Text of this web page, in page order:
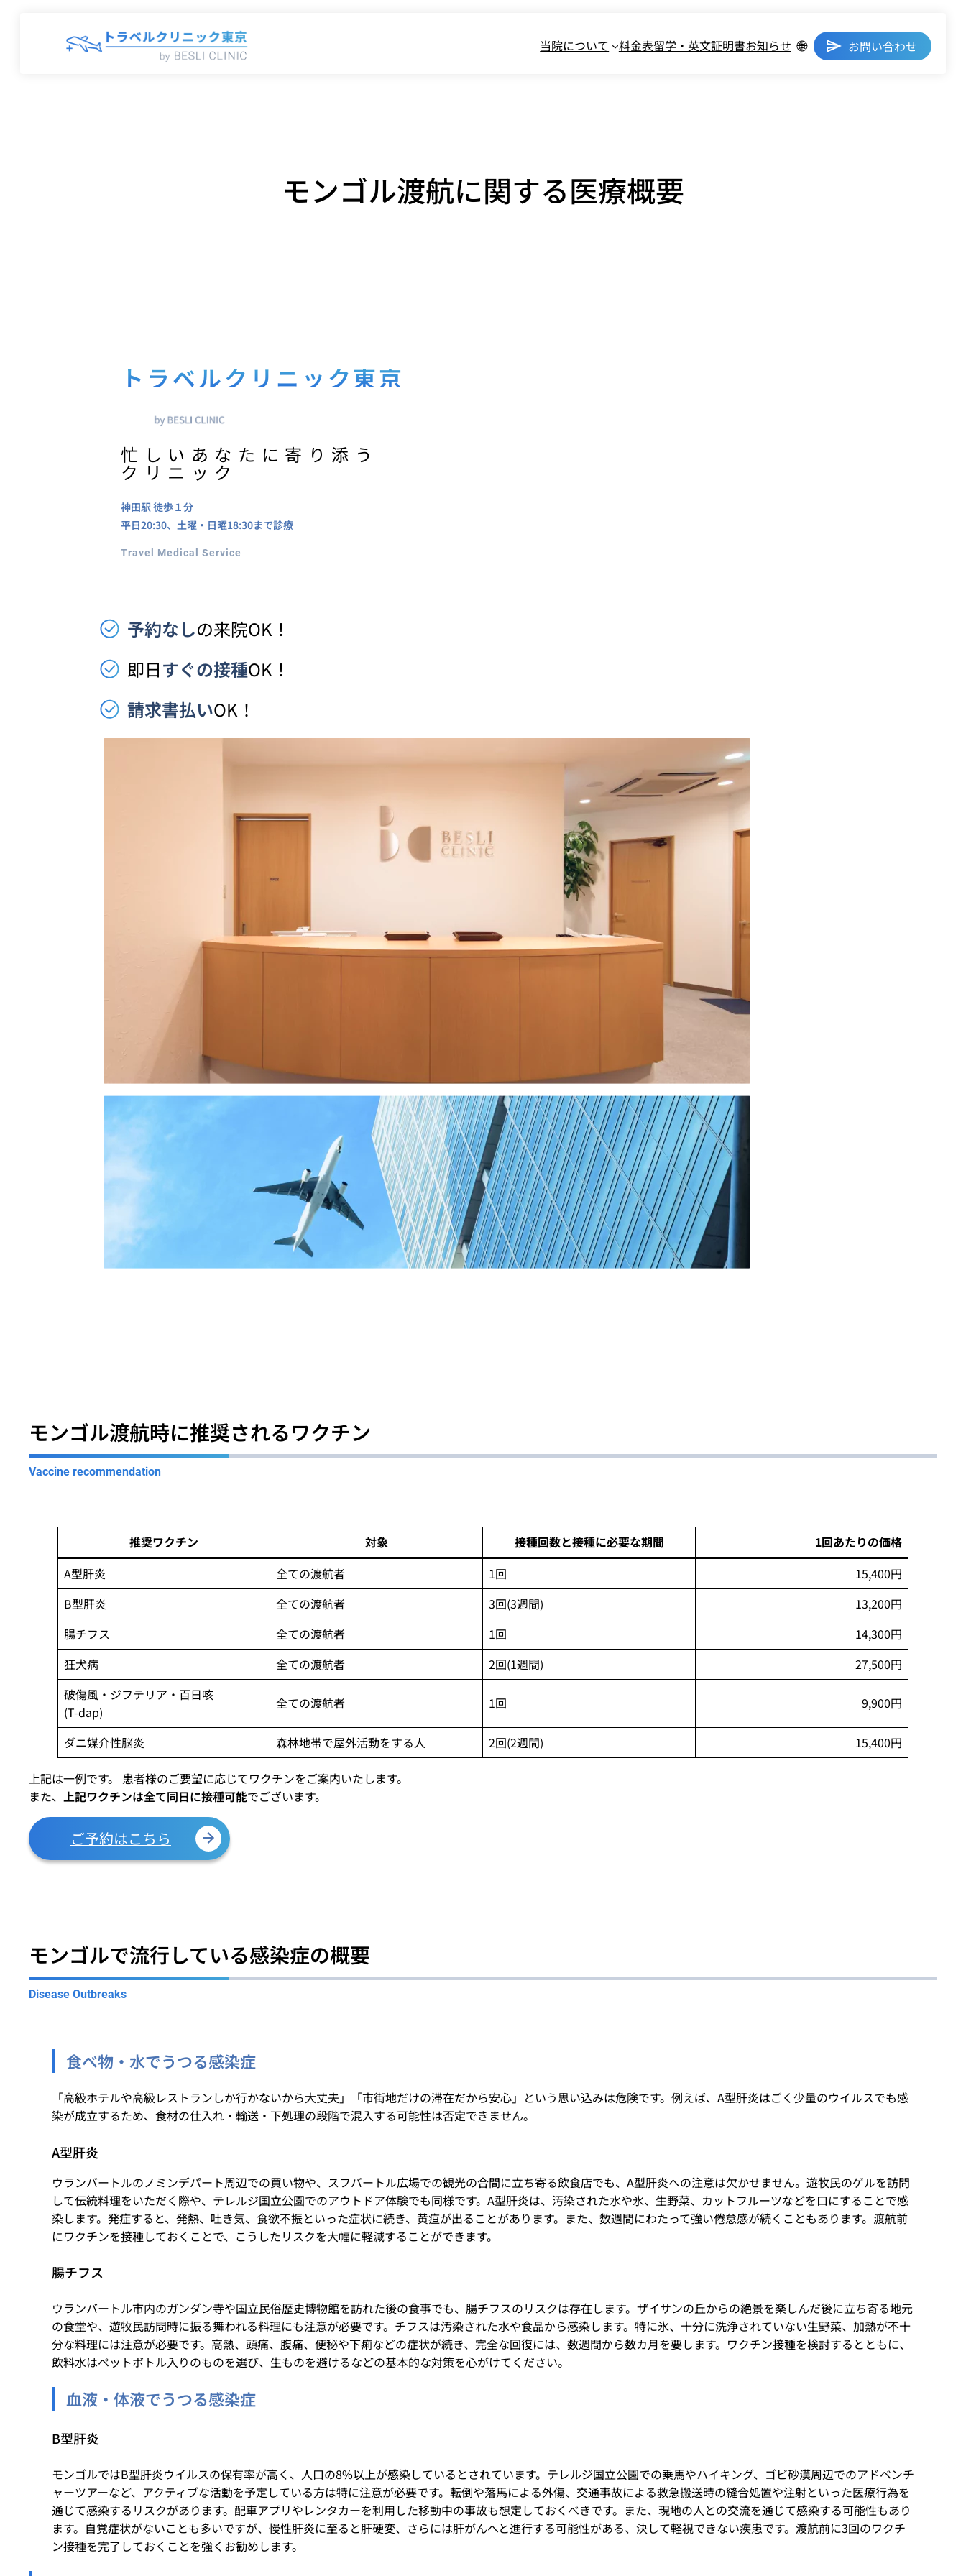
当院について 料金表留学・英文証明書お知らせ 🌐 お問い合わせ
モンゴル渡航に関する医療概要
トラベルクリニック東京
忙しいあなたに寄り添う
クリニック
神田駅 徒歩１分
平日20:30、土曜・日曜18:30まで診療
Travel Medical Service
予約なしの来院OK！
即日すぐの接種OK！
請求書払いOK！
モンゴル渡航時に推奨されるワクチン
Vaccine recommendation
推奨ワクチン 対象 接種回数と接種に必要な期間
1回あたりの価格
A型肝炎
全ての渡航者 1回
15,400円
B型肝炎
全ての渡航者 3回(3週間)
13,200円
腸チフス
全ての渡航者 1回
14,300円
狂犬病
全ての渡航者 2回(1週間)
27,500円
破傷風・ジフテリア・百日咳
(T-dap)
全ての渡航者 1回 9,900円
ダニ媒介性脳炎 森林地帯で屋外活動をする人 2回(2週間) 15,400円
上記は一例です。 患者様のご要望に応じてワクチンをご案内いたします。
また、 上記ワクチンは全て同日に接種可能でございます。
ご予約はこちら
モンゴルで流行している感染症の概要
Disease Outbreaks
食べ物・水でうつる感染症
「高級ホテルや高級レストランしか行かないから大丈夫」「市街地だけの滞在だから安心」という思い込みは危険です。例えば、A型肝炎はごく少量のウイルスでも感
染が成立するため、食材の仕入れ・輸送・下処理の段階で混入する可能性は否定できません。
A型肝炎
ウランバートルのノミンデパート周辺での買い物や、スフバートル広場での観光の合間に立ち寄る飲食店でも、A型肝炎への注意は欠かせません。遊牧民のゲルを訪問
して伝統料理をいただく際や、テレルジ国立公園でのアウトドア体験でも同様です。A型肝炎は、汚染された水や氷、生野菜、カットフルーツなどを口にすることで感
染します。発症すると、発熱、吐き気、食欲不振といった症状に続き、黄疸が出ることがあります。また、数週間にわたって強い倦怠感が続くこともあります。渡航前
にワクチンを接種しておくことで、こうしたリスクを大幅に軽減することができます。
腸チフス
ウランバートル市内のガンダン寺や国立民俗歴史博物館を訪れた後の食事でも、腸チフスのリスクは存在します。ザイサンの丘からの絶景を楽しんだ後に立ち寄る地元
の食堂や、遊牧民訪問時に振る舞われる料理にも注意が必要です。チフスは汚染された水や食品から感染します。特に氷、十分に洗浄されていない生野菜、加熱が不十
分な料理には注意が必要です。高熱、頭痛、腹痛、便秘や下痢などの症状が続き、完全な回復には、数週間から数カ月を要します。ワクチン接種を検討するとともに、
飲料水はペットボトル入りのものを選び、生ものを避けるなどの基本的な対策を心がけてください。
血液・体液でうつる感染症
B型肝炎
モンゴルではB型肝炎ウイルスの保有率が高く、人口の8%以上が感染しているとされています。テレルジ国立公園での乗馬やハイキング、ゴビ砂漠周辺でのアドベンチ
ャーツアーなど、アクティブな活動を予定している方は特に注意が必要です。転倒や落馬による外傷、交通事故による救急搬送時の縫合処置や注射といった医療行為を
通じて感染するリスクがあります。配車アプリやレンタカーを利用した移動中の事故も想定しておくべきです。また、現地の人との交流を通じて感染する可能性もあり
ます。自覚症状がないことも多いですが、慢性肝炎に至ると肝硬変、さらには肝がんへと進行する可能性がある、決して軽視できない疾患です。渡航前に3回のワクチ
ン接種を完了しておくことを強くお勧めします。